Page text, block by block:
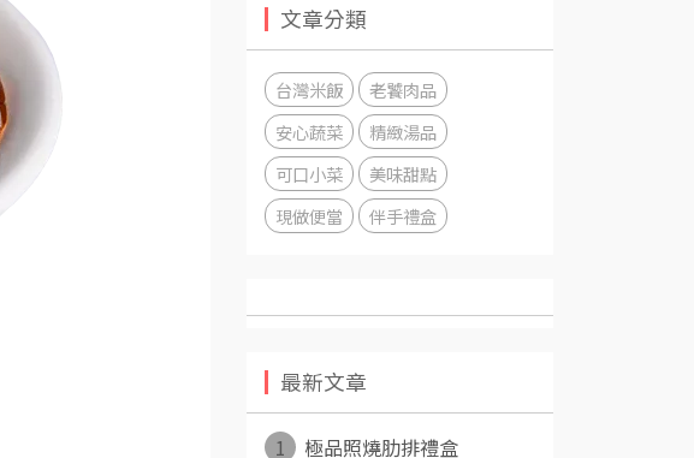
文章分類
台灣米飯
老饕肉品
安心蔬菜
精緻湯品
可口小菜
美味甜點
現做便當
伴手禮盒
最新文章
1
極品照燒肋排禮盒